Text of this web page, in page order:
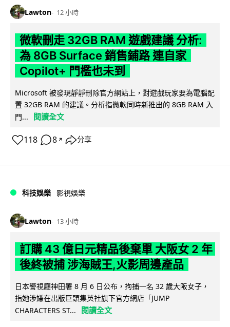
Lawton 12 小時
微軟刪走 32GB RAM 遊戲建議 分析:
為 8GB Surface 銷售鋪路 連自家
Copilot+ 門檻也未到
Microsoft 被發現靜靜刪除官方網站上，對遊戲玩家要為電腦配
置 32GB RAM 的建議。分析指微軟同時新推出的 8GB RAM 入
門...
閱讀全文
118 8 ↗ 分享
科技娛樂 影視娛樂
Lawton 13 小時
訂購 43 億日元精品後棄單 大阪女 2 年
後終被捕 涉海賊王,火影周邊產品
日本警視廳神田署 8 月 6 日公布，拘捕一名 32 歲大阪女子，
指她涉嫌在出版巨頭集英社旗下官方網店「JUMP
CHARACTERS ST...
閱讀全文